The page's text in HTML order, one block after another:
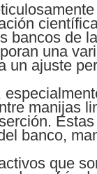
bancos de
una
un ajuste
manijas
banco,
que